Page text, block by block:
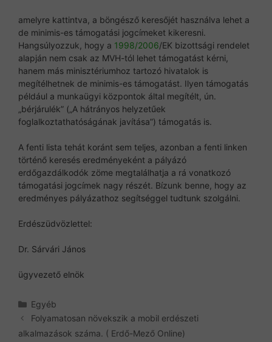
amelyre kattintva, a böngésző keresőjét használva lehet a
de minimis-es támogatási jogcímeket kikeresni.
Hangsúlyozzuk, hogy a 1998/2006/EK bizottsági rendelet
alapján nem csak az MVH-tól lehet támogatást kérni,
hanem más minisztériumhoz tartozó hivatalok is
megítélhetnek de minimis-es támogatást. Ilyen támogatás
például a munkaügyi központok által megítélt, ún.
„bérjárulék” („A hátrányos helyzetűek
foglalkoztathatóságának javítása”) támogatás is.
A fenti lista tehát koránt sem teljes, azonban a fenti linken
történő keresés eredményeként a pályázó
erdőgazdálkodók zöme megtalálhatja a rá vonatkozó
támogatási jogcímek nagy részét. Bízunk benne, hogy az
eredményes pályázathoz segítséggel tudtunk szolgálni.
Erdészüdvözlettel:
Dr. Sárvári János
ügyvezető elnök
Kategória
Egyéb
Folyamatosan növekszik a mobil erdészeti
alkalmazások száma. ( Erdő-Mező Online)